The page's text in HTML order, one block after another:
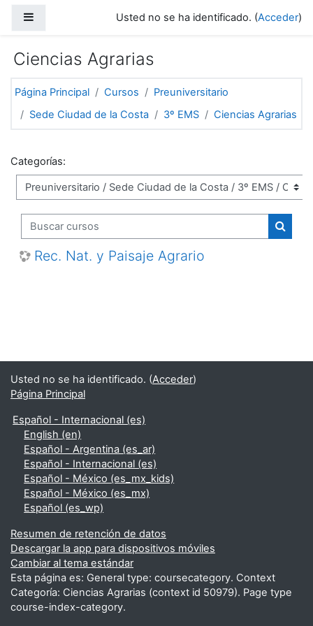
Usted no se ha identificado. (Acceder)
Ciencias Agrarias
Página Principal Cursos
Preuniversitario
Sede Ciudad de la Costa
3º EMS Ciencias Agrarias
Categorías:
Buscar cursos
Rec. Nat. y Paisaje Agrario
Usted no se ha identificado. (Acceder)
Página Principal
Español - Internacional ‎(es)‎
English ‎(en)‎
Español - Argentina ‎(es_ar)‎
Español - Internacional ‎(es)‎
Español - México ‎(es_mx_kids)‎
Español - México ‎(es_mx)‎
Español ‎(es_wp)‎
Resumen de retención de datos
Descargar la app para dispositivos móviles
Cambiar al tema estándar
Esta página es: General type: coursecategory. Context
Categoría: Ciencias Agrarias (context id 50979). Page type
course-index-category.